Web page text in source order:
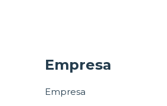
Empresa
Empresa